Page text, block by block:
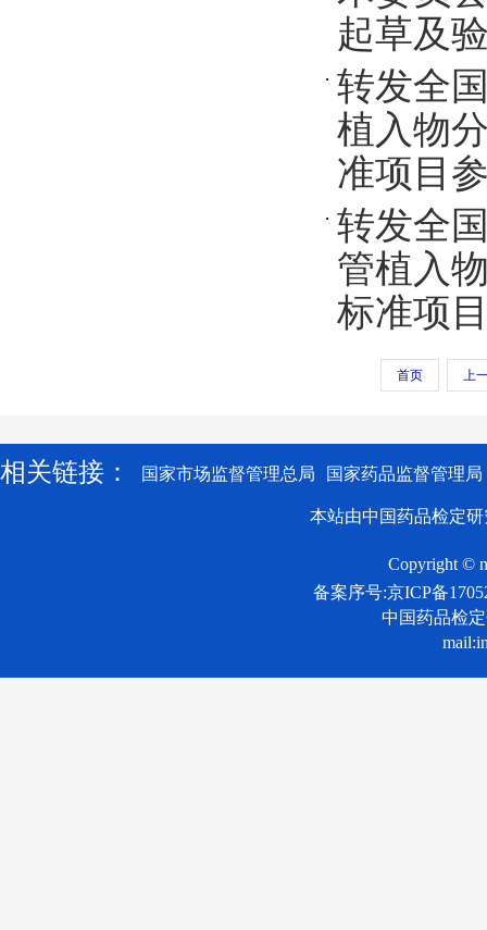
起草及
转发全
植入物
准项目
转发全
管植入
标准项
首页 上
相关链接： 国家市场监督管理总局 国家药品监督管理局
本站由中国药品检定
Copyright ©
备案序号:京ICP备
中国药品检